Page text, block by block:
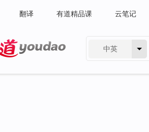
翻译 有道精品课 云笔记
中英